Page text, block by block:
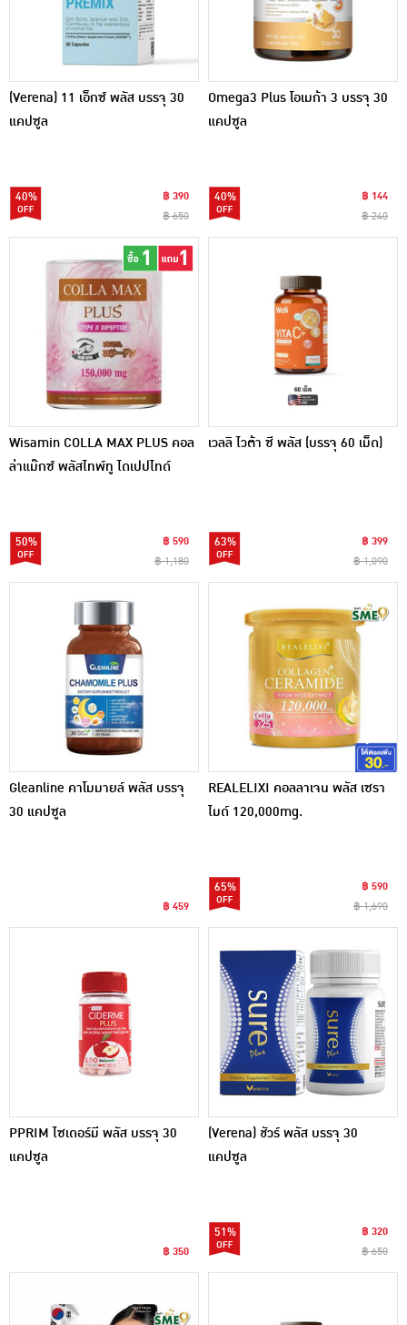
(Verena) 11 เอ็กซ์ พลัส บรรจุ 30
แคปซูล
40%
฿ 390
฿ 650
Omega3 Plus โอเมก้า 3 บรรจุ 30
แคปซูล
40%
฿ 144
฿ 240
Wisamin COLLA MAX PLUS คอล
ล่าแม๊กซ์ พลัสไทพ์ทู ไดเปปไทด์
50%
฿ 590
฿ 1,180
เวลลิ ไวต้า ซี พลัส (บรรจุ 60 เม็ด)
63%
฿ 399
฿ 1,090
Gleanline คาโมมายล์ พลัส บรรจุ
30 แคปซูล
฿ 459
REALELIXI คอลลาเจน พลัส เซรา
ไมด์ 120,000mg.
65%
฿ 590
฿ 1,690
PPRIM ไซเดอร์มี พลัส บรรจุ 30
แคปซูล
฿ 350
(Verena) ชัวร์ พลัส บรรจุ 30
แคปซูล
51%
฿ 320
฿ 650